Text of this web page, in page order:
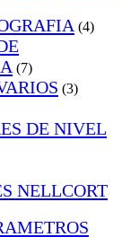
(4)
(7)
(3)
DE NIVEL
NELLCORT